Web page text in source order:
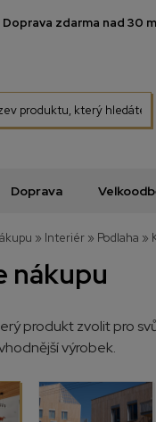
Doprava zdarma nad 30
Doprava
» Interiér » Podlaha »
nákupu
produkt zvolit pro
výrobek.